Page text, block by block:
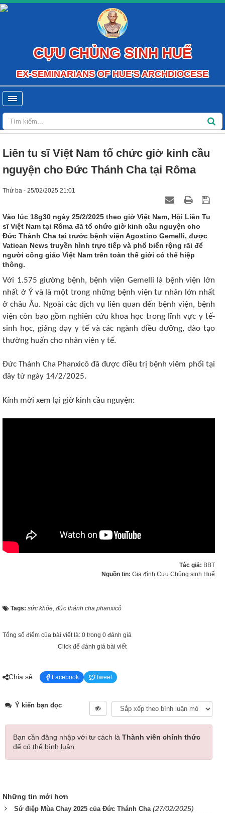
CỰU CHỦNG SINH HUẾ
EX-SEMINARIANS OF HUE'S ARCHDIOCESE
Liên tu sĩ Việt Nam tổ chức giờ kinh cầu
nguyện cho Đức Thánh Cha tại Rôma
Thứ ba - 25/02/2025 21:01
Vào lúc 18g30 ngày 25/2/2025 theo giờ Việt Nam, Hội Liên Tu
sĩ Việt Nam tại Rôma đã tổ chức giờ kinh cầu nguyện cho
Đức Thánh Cha tại trước bệnh viện Agostino Gemelli, được
Vatican News truyền hình trực tiếp và phổ biến rộng rãi để
người công giáo Việt Nam trên toàn thế giới có thể hiệp
thông.
Với 1.575 giường bệnh, bệnh viện Gemelli là bệnh viện lớn
nhất ở Ý và là một trong những bệnh viện tư nhân lớn nhất
ở châu Âu. Ngoài các dịch vụ liên quan đến bệnh viện, bệnh
viện còn bao gồm nghiên cứu khoa học trong lĩnh vực y tế-
sinh học, giảng dạy y tế và các ngành điều dưỡng, đào tạo
thường huấn cho nhân viên y tế.
Đức Thánh Cha Phanxicô đã được điều trị bệnh viêm phổi tại
đây từ ngày 14/2/2025.
Kính mời xem lại giờ kinh cầu nguyện:
Tác giả: BBT
Nguồn tin: Gia đình Cựu Chủng sinh Huế
Tags: sức khỏe, đức thánh cha phanxicô
Tổng số điểm của bài viết là: 0 trong 0 đánh giá
Click để đánh giá bài viết
Chia sẻ: Facebook Tweet
Ý kiến bạn đọc
Bạn cần đăng nhập với tư cách là Thành viên chính thức
để có thể bình luận
Những tin mới hơn
Sứ điệp Mùa Chay 2025 của Đức Thánh Cha (27/02/2025)